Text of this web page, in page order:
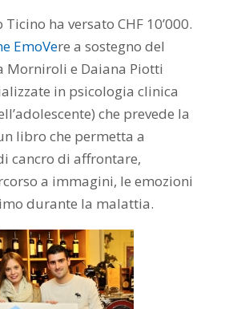
ha versato CHF 10’000.
EmoVere a sostegno del
Morniroli e Daiana Piotti
in psicologia clinica
che prevede la
libro che permetta a
cancro di affrontare,
a immagini, le emozioni
durante la malattia.